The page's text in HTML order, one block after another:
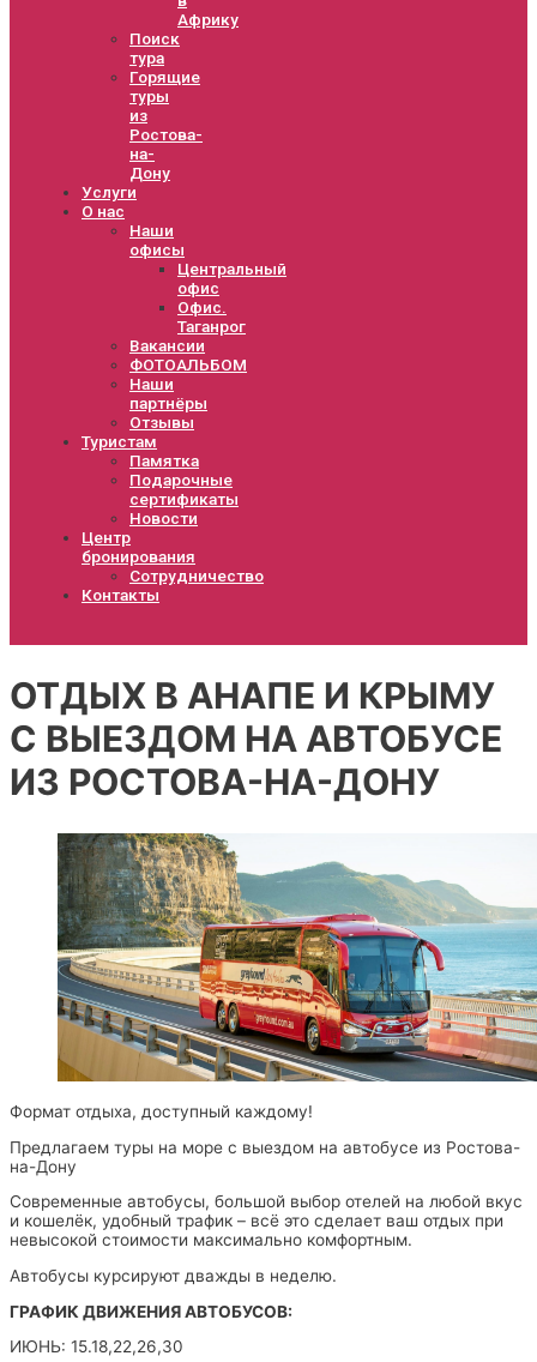
Африку
Поиск
тура
Горящие
туры
из
Ростова-
на-
Дону
Услуги
О нас
Наши
офисы
Центральный
офис
Офис.
Таганрог
Вакансии
ФОТОАЛЬБОМ
Наши
партнёры
Отзывы
Туристам
Памятка
Подарочные
сертификаты
Новости
Центр
бронирования
Сотрудничество
Контакты
ОТДЫХ В АНАПЕ И КРЫМУ
С ВЫЕЗДОМ НА АВТОБУСЕ
ИЗ РОСТОВА-НА-ДОНУ
Формат отдыха, доступный каждому!
Предлагаем туры на море с выездом на автобусе из Ростова-
на-Дону
Современные автобусы, большой выбор отелей на любой вкус
и кошелёк, удобный трафик – всё это сделает ваш отдых при
невысокой стоимости максимально комфортным.
Автобусы курсируют дважды в неделю.
ГРАФИК ДВИЖЕНИЯ АВТОБУСОВ:
ИЮНЬ: 15.18,22,26,30